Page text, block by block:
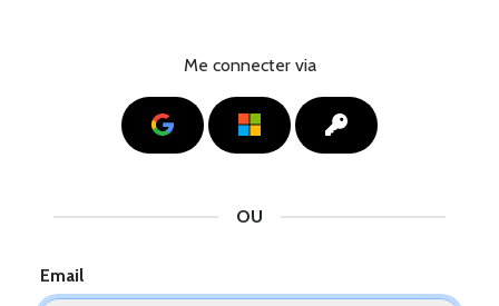
Me connecter via
Google Microsoft SSO
OU
Email